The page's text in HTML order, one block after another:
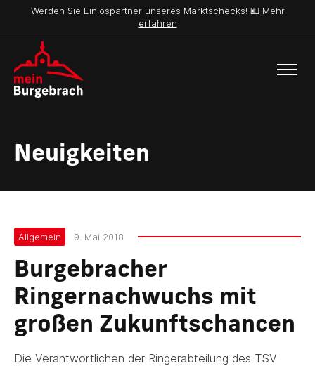
Werden Sie Einlöspartner unseres Marktschecks! 💶 Mehr
erfahren
Neuigkeiten
Allgemein 9. Mai 2018
Burgebracher
Ringernachwuchs mit
großen Zukunftschancen
Die Verantwortlichen der Ringerabteilung des TSV